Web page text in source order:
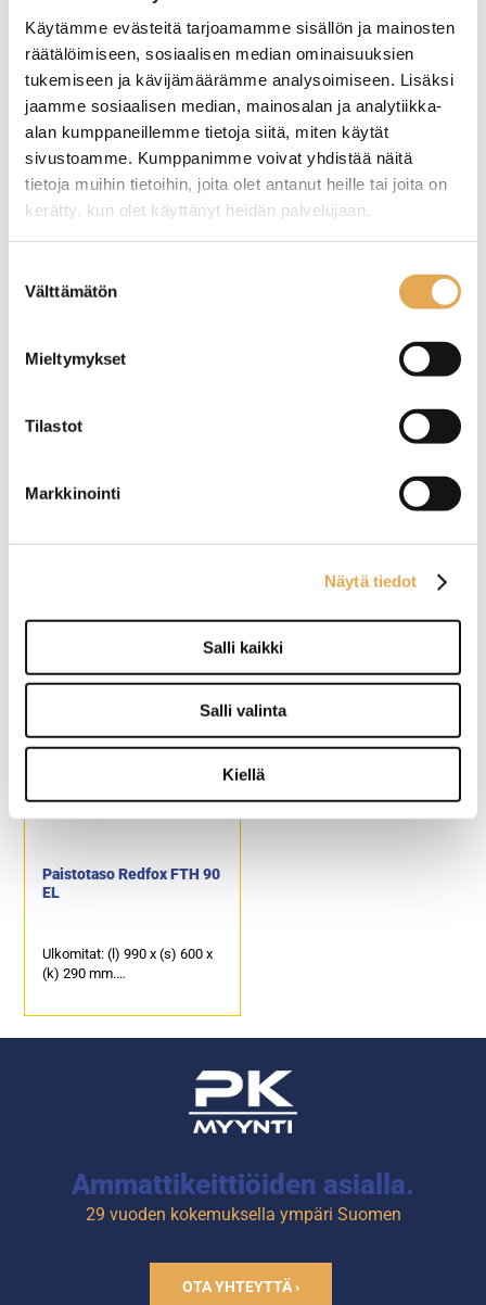
Käytämme evästeitä tarjoamamme sisällön ja mainosten
räätälöimiseen, sosiaalisen median ominaisuuksien
tukemiseen ja kävijämäärämme analysoimiseen. Lisäksi
jaamme sosiaalisen median, mainosalan ja analytiikka-
alan kumppaneillemme tietoja siitä, miten käytät
sivustoamme. Kumppanimme voivat yhdistää näitä
tietoja muihin tietoihin, joita olet antanut heille tai joita on
kerätty, kun olet käyttänyt heidän palvelujaan.
valinta
Välttämätön
Mieltymykset
Tilastot
Markkinointi
Näytä tiedot
Salli kaikki
Salli valinta
Kiellä
(k) 330 mm.
Tuotekoodi: 206.
Ulkomitat: (l) 450 x (s) 600 x
Sähköteho: 3,7 kW / 230 V.
Ulkomitat: (l) 300 x (s) 600 x
Sähköteho: 4,0 kW / 400 V.
Ulkomitat: (l) 600 x (s) 600 x
Sähköteho: 5,6 kW / 400 V.
Paistoala: 562 x 405 mm.
Paistotaso Redfox FTH 90
EL
Ulkomitat: (l) 990 x (s) 600 x
(k) 290 mm.
Paistoala: 980 x 480 mm.
Ammattikeittiöiden asialla.
29 vuoden kokemuksella ympäri Suomen
OTA YHTEYTTÄ ›